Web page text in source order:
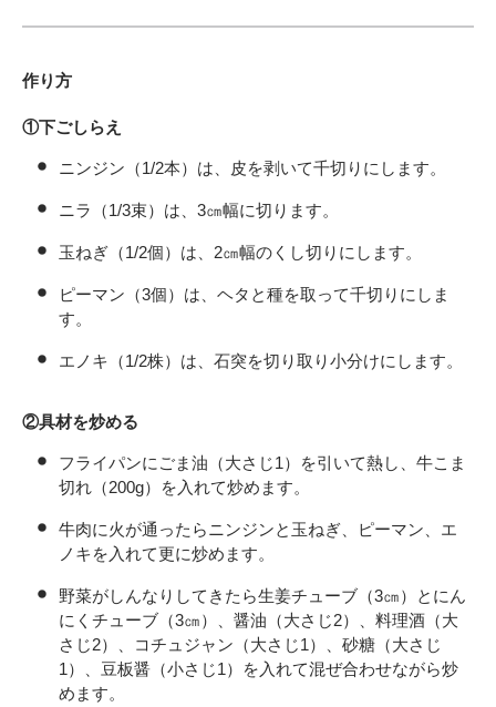
作り方
①下ごしらえ
ニンジン（1/2本）は、皮を剥いて千切りにします。
ニラ（1/3束）は、3㎝幅に切ります。
玉ねぎ（1/2個）は、2㎝幅のくし切りにします。
ピーマン（3個）は、ヘタと種を取って千切りにしま
す。
エノキ（1/2株）は、石突を切り取り小分けにします。
②具材を炒める
フライパンにごま油（大さじ1）を引いて熱し、牛こま
切れ（200g）を入れて炒めます。
牛肉に火が通ったらニンジンと玉ねぎ、ピーマン、エ
ノキを入れて更に炒めます。
野菜がしんなりしてきたら生姜チューブ（3㎝）とにん
にくチューブ（3㎝）、醤油（大さじ2）、料理酒（大
さじ2）、コチュジャン（大さじ1）、砂糖（大さじ
1）、豆板醤（小さじ1）を入れて混ぜ合わせながら炒
めます。